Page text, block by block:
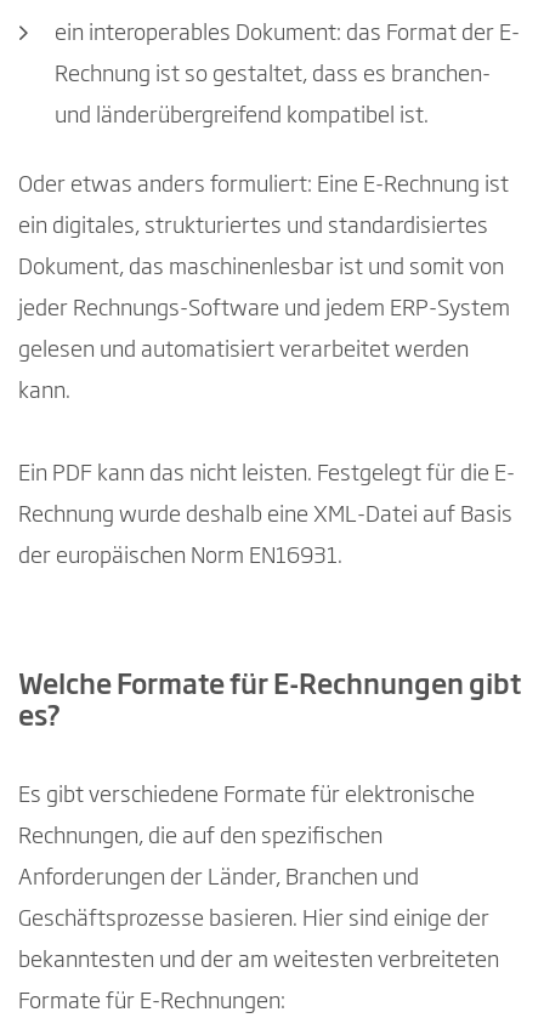
ein interoperables Dokument: das Format der E-
Rechnung ist so gestaltet, dass es branchen-
und länderübergreifend kompatibel ist.
Oder etwas anders formuliert: Eine E-Rechnung ist
ein digitales, strukturiertes und standardisiertes
Dokument, das maschinenlesbar ist und somit von
jeder Rechnungs-Software und jedem ERP-System
gelesen und automatisiert verarbeitet werden
kann.
Ein PDF kann das nicht leisten. Festgelegt für die E-
Rechnung wurde deshalb eine XML-Datei auf Basis
der europäischen Norm EN16931.
Welche Formate für E-Rechnungen gibt
es?
Es gibt verschiedene Formate für elektronische
Rechnungen, die auf den spezifischen
Anforderungen der Länder, Branchen und
Geschäftsprozesse basieren. Hier sind einige der
bekanntesten und der am weitesten verbreiteten
Formate für E-Rechnungen: